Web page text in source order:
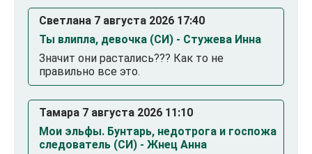
Светлана 7 августа 2026 17:40
Ты влипла, девочка (СИ) - Стужева Инна
Значит они растались??? Как то не
правильно все это.
Тамара 7 августа 2026 11:10
Мои эльфы. Бунтарь, недотрога и госпожа
следователь (СИ) - Жнец Анна